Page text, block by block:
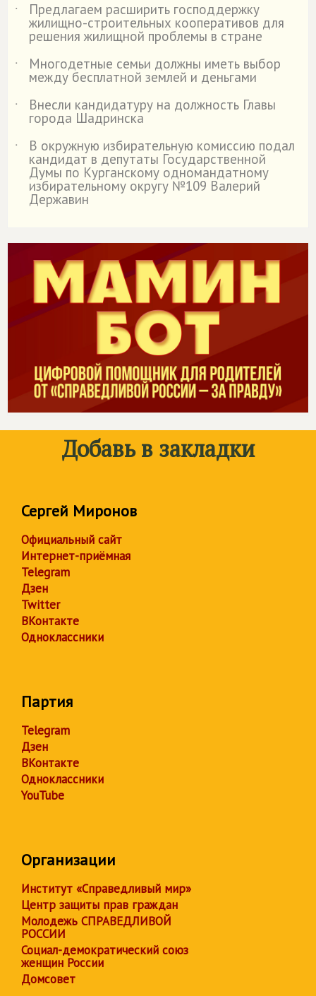
˙
Предлагаем расширить господдержку
жилищно-строительных кооперативов для
решения жилищной проблемы в стране
˙
Многодетные семьи должны иметь выбор
между бесплатной землей и деньгами
˙
Внесли кандидатуру на должность Главы
города Шадринска
˙
В окружную избирательную комиссию подал
кандидат в депутаты Государственной
Думы по Курганскому одномандатному
избирательному округу №109 Валерий
Державин
Добавь в закладки
Сергей Миронов
Официальный сайт
Интернет-приёмная
Telegram
Дзен
Twitter
ВКонтакте
Одноклассники
Партия
Telegram
Дзен
ВКонтакте
Одноклассники
YouTube
Организации
Институт «Справедливый мир»
Центр защиты прав граждан
Молодежь СПРАВЕДЛИВОЙ
РОССИИ
Социал-демократический союз
женщин России
Домсовет